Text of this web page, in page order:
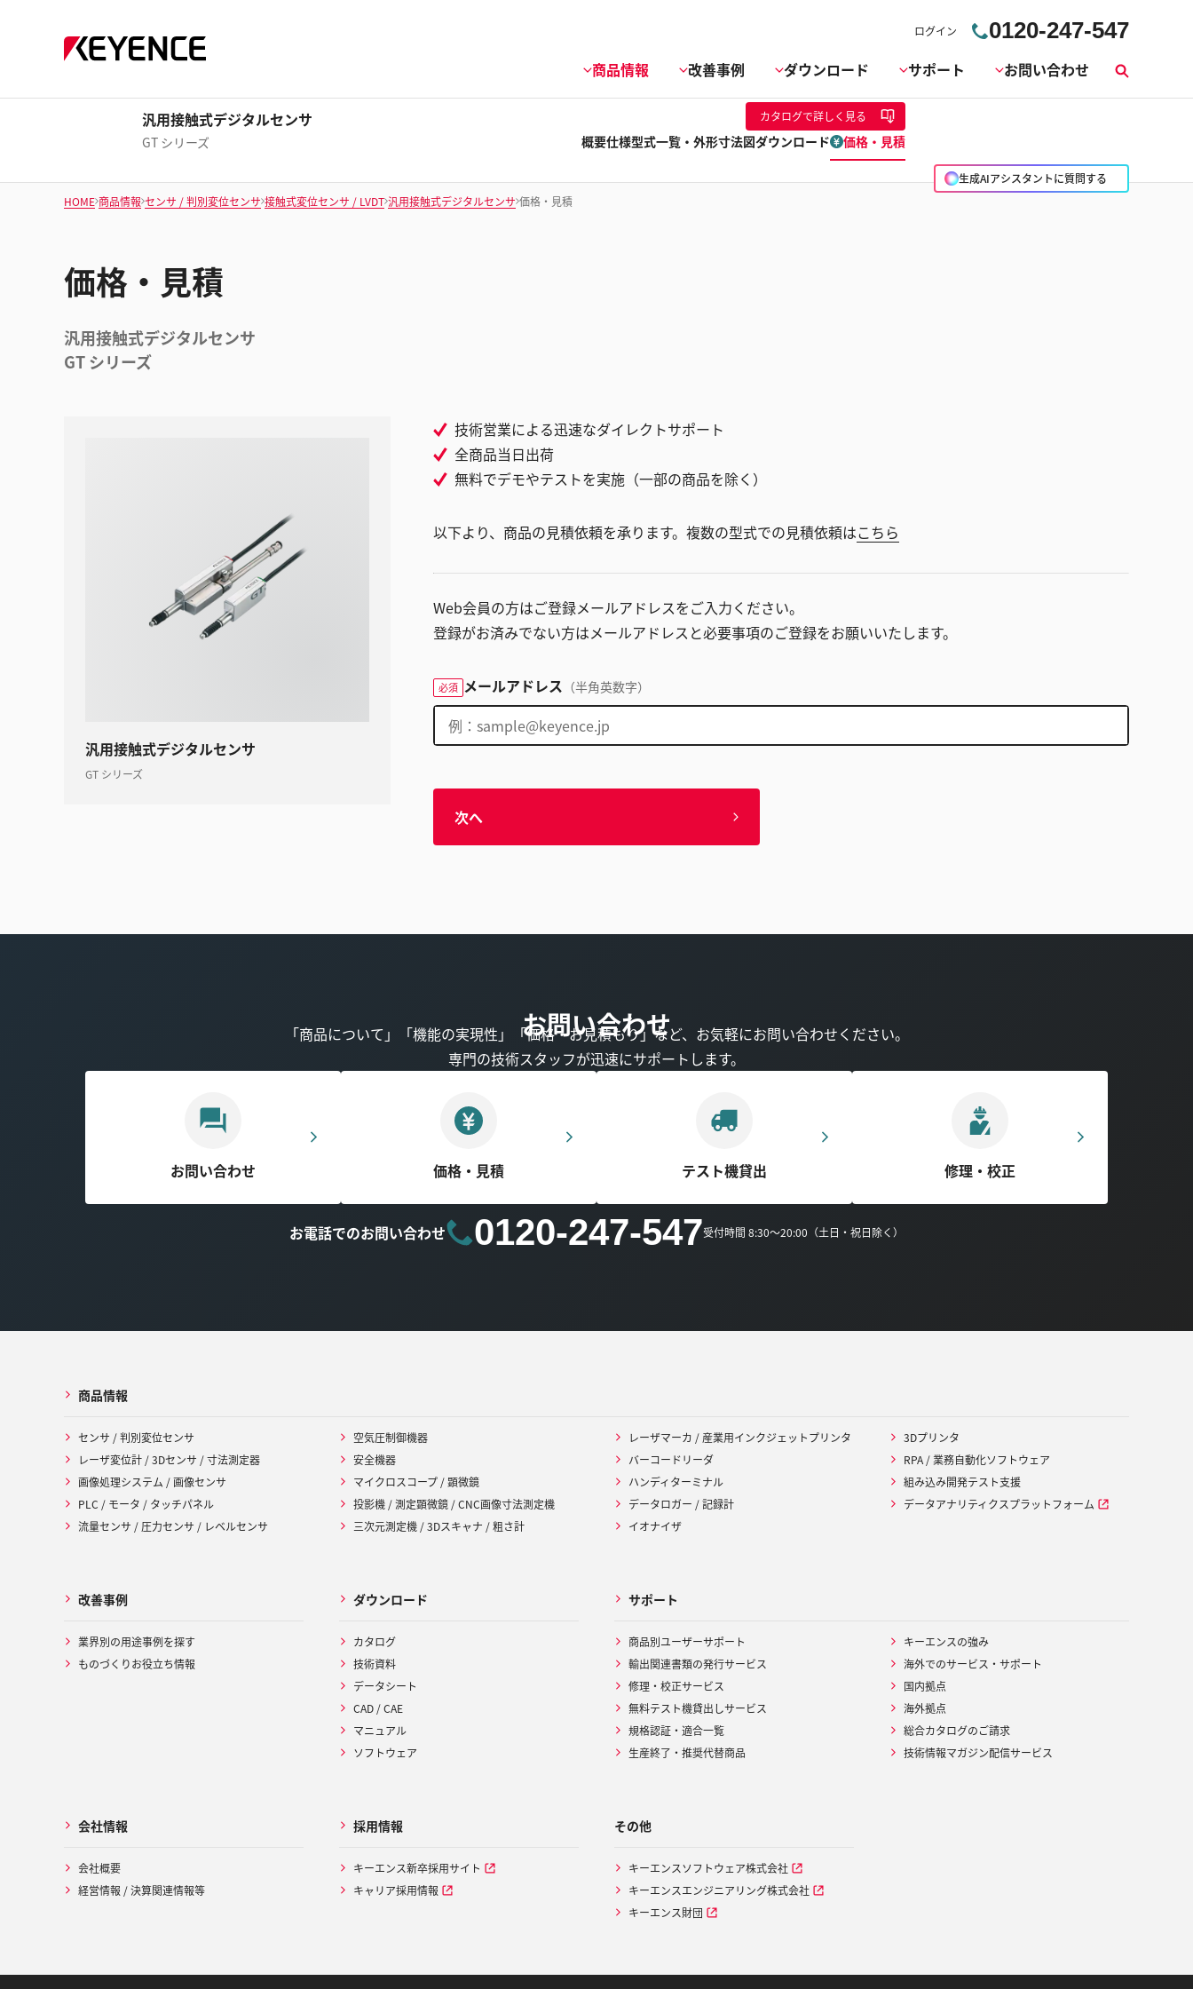
ログイン 0120-247-547
商品情報 改善事例 ダウンロード サポート お問い合わせ
索
汎用接触式デジタルセンサ
GT シリーズ
生成AIアシスタントに質問する
カタログで詳しく見る
概要仕様型式一覧・外形寸法図ダウンロード 価格・見積
HOME 商品情報 センサ / 判別変位センサ 接触式変位センサ / LVDT 汎用接触式デジタルセンサ 価格・見積
価格・見積
汎用接触式デジタルセンサ
GT シリーズ
汎用接触式デジタルセンサ
GT シリーズ
技術営業による迅速なダイレクトサポート
全商品当日出荷
無料でデモやテストを実施（一部の商品を除く）
以下より、商品の見積依頼を承ります。複数の型式での見積依頼はこちら
Web会員の方はご登録メールアドレスをご入力ください。
登録がお済みでない方はメールアドレスと必要事項のご登録をお願いいたします。
必須 メールアドレス （半角英数字）
次へ
お問い合わせ
「商品について」「機能の実現性」「価格・お見積もり」など、お気軽にお問い合わせください。
専門の技術スタッフが迅速にサポートします。
お問い合わせ 価格・見積 テスト機貸出 修理・校正
お電話でのお問い合わせ 0120-247-547受付時間 8:30～20:00（土日・祝日除く）
商品情報
センサ / 判別変位センサ
レーザ変位計 / 3Dセンサ / 寸法測定器
画像処理システム / 画像センサ
PLC / モータ / タッチパネル
流量センサ / 圧力センサ / レベルセンサ
空気圧制御機器
安全機器
マイクロスコープ / 顕微鏡
投影機 / 測定顕微鏡 / CNC画像寸法測定機
三次元測定機 / 3Dスキャナ / 粗さ計
レーザマーカ / 産業用インクジェットプリンタ
バーコードリーダ
ハンディターミナル
データロガー / 記録計
イオナイザ
3Dプリンタ
RPA / 業務自動化ソフトウェア
組み込み開発テスト支援
データアナリティクスプラットフォーム
改善事例
業界別の用途事例を探す
ものづくりお役立ち情報
ダウンロード
カタログ
技術資料
データシート
CAD / CAE
マニュアル
ソフトウェア
サポート
商品別ユーザーサポート
輸出関連書類の発行サービス
修理・校正サービス
無料テスト機貸出しサービス
規格認証・適合一覧
生産終了・推奨代替商品
キーエンスの強み
海外でのサービス・サポート
国内拠点
海外拠点
総合カタログのご請求
技術情報マガジン配信サービス
会社情報
会社概要
経営情報 / 決算関連情報等
採用情報
キーエンス新卒採用サイト
キャリア採用情報
その他
キーエンスソフトウェア株式会社
キーエンスエンジニアリング株式会社
キーエンス財団